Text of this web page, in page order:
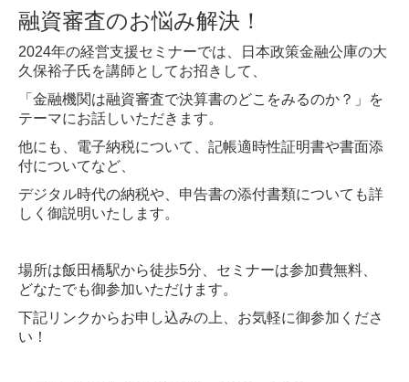
融資審査のお悩み解決！
2024年の経営支援セミナーでは、日本政策金融公庫の大
久保裕子氏を講師としてお招きして、
「金融機関は融資審査で決算書のどこをみるのか？」を
テーマにお話しいただきます。
他にも、電子納税について、記帳適時性証明書や書面添
付についてなど、
デジタル時代の納税や、申告書の添付書類についても詳
しく御説明いたします。
場所は飯田橋駅から徒歩5分、セミナーは参加費無料、
どなたでも御参加いただけます。
下記リンクからお申し込みの上、お気軽に御参加くださ
い！